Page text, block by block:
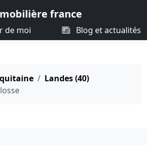
france
de moi Blog et actualités
Landes (40)